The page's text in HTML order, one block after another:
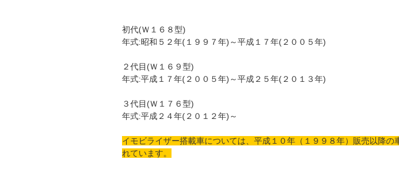
初代(Ｗ１６８型)
年式:昭和５２年(１９９７年)～平成１７年(２００５年)
２代目(Ｗ１６９型)
年式:平成１７年(２００５年)～平成２５年(２０１３年)
３代目(Ｗ１７６型)
年式:平成２４年(２０１２年)～
イモビライザー搭載車については、平成１０年（１９９８年）販売以降の
れています。